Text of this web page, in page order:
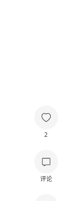
2
评论